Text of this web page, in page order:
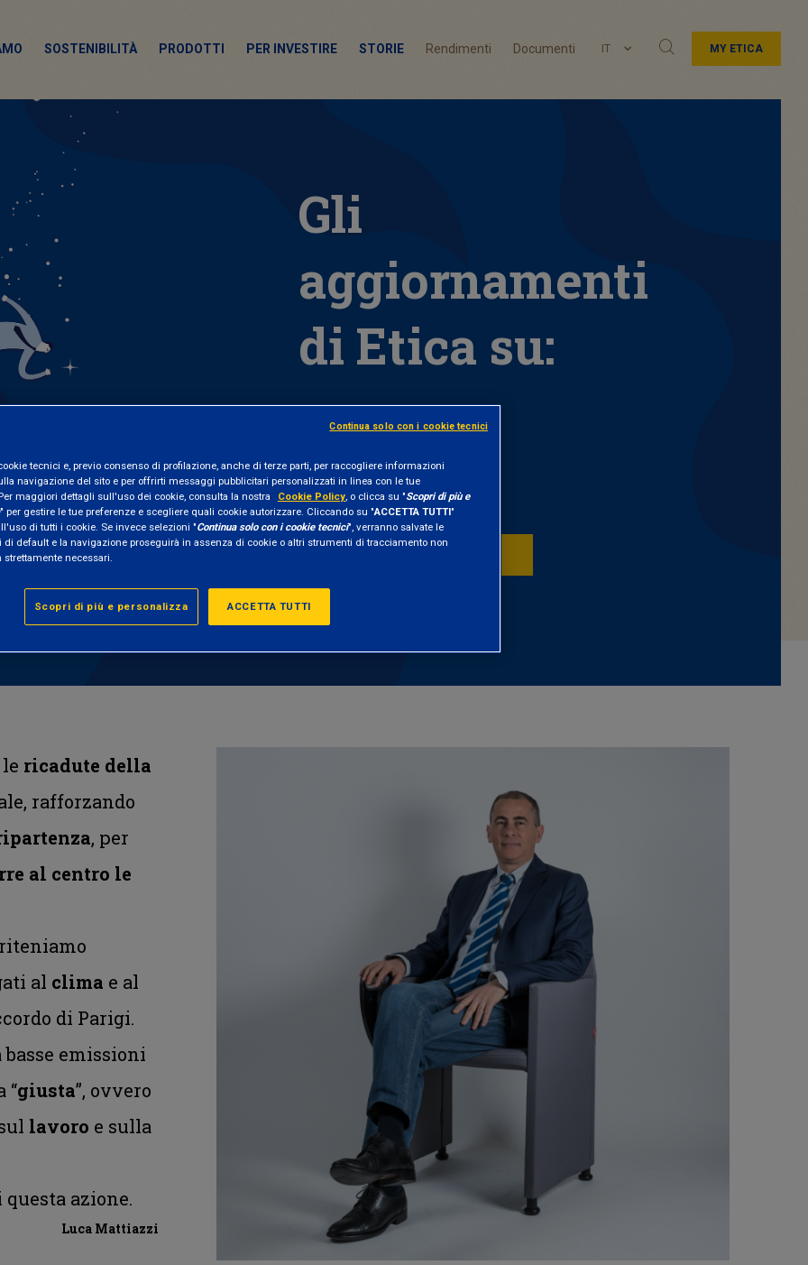
SOSTENIBILITÀ PRODOTTI PER INVESTIRE STORIE Rendimenti Documenti IT MY ETICA
Gli
aggiornamenti
di Etica su:
gestione f
ricadute della
rafforzando
, per
al centro le
al clima e al
di Parigi.
emissioni
“giusta”, ovvero
lavoro e sulla
azione.
Luca Mattiazzi
tecnici e, previo consenso di profilazione, anche di terze parti, per raccogliere informazioni
navigazione del sito e per offrirti messaggi pubblicitari personalizzati in linea con le tue
maggiori dettagli sull'uso dei cookie, consulta la nostra
Cookie Policy, o clicca su "Scopri di più e
" per gestire le tue preferenze e scegliere quali cookie autorizzare. Cliccando su "ACCETTA TUTTI"
di tutti i cookie. Se invece selezioni "Continua solo con i cookie tecnici", verranno salvate le
di default e la navigazione proseguirà in assenza di cookie o altri strumenti di tracciamento non
strettamente necessari.
ACCETTA TUTTI
Scopri di più e personalizza
Continua solo con i cookie tecnici